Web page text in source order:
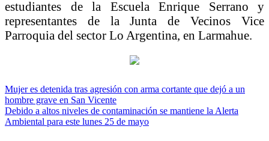
estudiantes de la Escuela Enrique Serrano y
representantes de la Junta de Vecinos Vice
Parroquia del sector Lo Argentina, en Larmahue.
Navegación
de
entradas
Mujer es detenida tras agresión con arma cortante que dejó a un
hombre grave en San Vicente
Debido a altos niveles de contaminación se mantiene la Alerta
Ambiental para este lunes 25 de mayo